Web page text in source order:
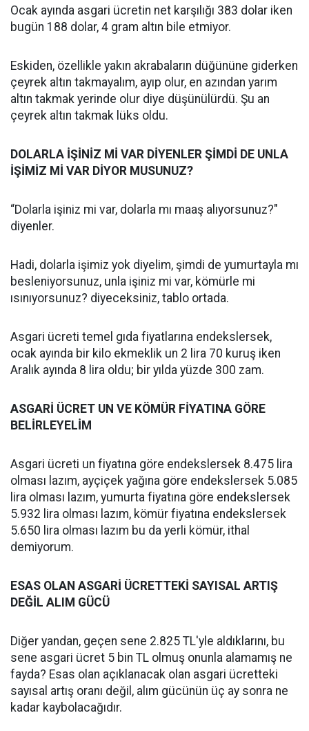
Ocak ayında asgari ücretin net karşılığı 383 dolar iken
bugün 188 dolar, 4 gram altın bile etmiyor.
Eskiden, özellikle yakın akrabaların düğününe giderken
çeyrek altın takmayalım, ayıp olur, en azından yarım
altın takmak yerinde olur diye düşünülürdü. Şu an
çeyrek altın takmak lüks oldu.
DOLARLA İŞİNİZ Mİ VAR DİYENLER ŞİMDİ DE UNLA
İŞİMİZ Mİ VAR DİYOR MUSUNUZ?
“Dolarla işiniz mi var, dolarla mı maaş alıyorsunuz?"
diyenler.
Hadi, dolarla işimiz yok diyelim, şimdi de yumurtayla mı
besleniyorsunuz, unla işiniz mi var, kömürle mi
ısınıyorsunuz? diyeceksiniz, tablo ortada.
Asgari ücreti temel gıda fiyatlarına endekslersek,
ocak ayında bir kilo ekmeklik un 2 lira 70 kuruş iken
Aralık ayında 8 lira oldu; bir yılda yüzde 300 zam.
ASGARİ ÜCRET UN VE KÖMÜR FİYATINA GÖRE
BELİRLEYELİM
Asgari ücreti un fiyatına göre endekslersek 8.475 lira
olması lazım, ayçiçek yağına göre endekslersek 5.085
lira olması lazım, yumurta fiyatına göre endekslersek
5.932 lira olması lazım, kömür fiyatına endekslersek
5.650 lira olması lazım bu da yerli kömür, ithal
demiyorum.
ESAS OLAN ASGARİ ÜCRETTEKİ SAYISAL ARTIŞ
DEĞİL ALIM GÜCÜ
Diğer yandan, geçen sene 2.825 TL'yle aldıklarını, bu
sene asgari ücret 5 bin TL olmuş onunla alamamış ne
fayda? Esas olan açıklanacak olan asgari ücretteki
sayısal artış oranı değil, alım gücünün üç ay sonra ne
kadar kaybolacağıdır.